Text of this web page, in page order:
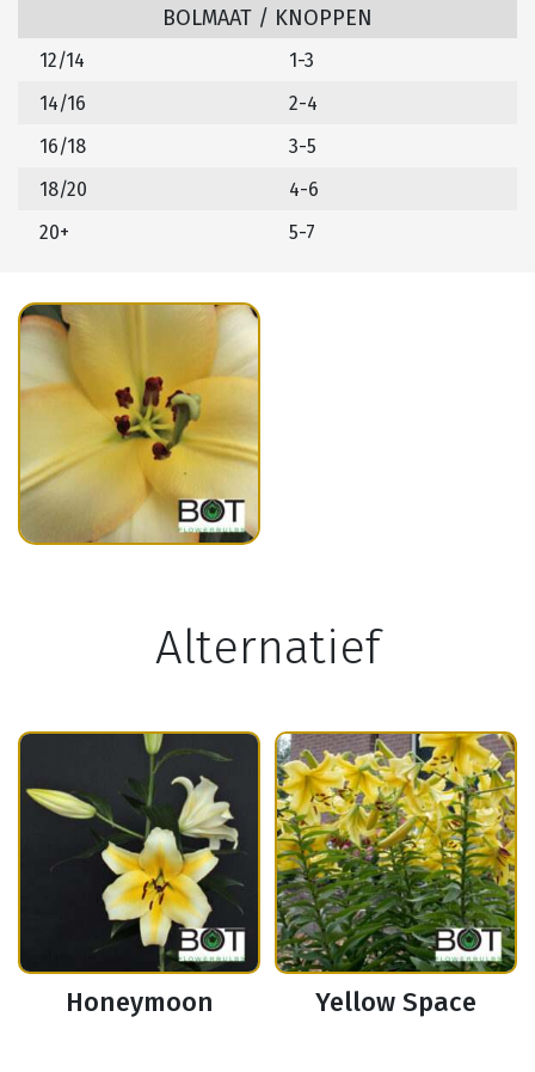
BOLMAAT / KNOPPEN
12/14
1-3
14/16
2-4
16/18
3-5
18/20
4-6
20+
5-7
Alternatief
Honeymoon Yellow Space